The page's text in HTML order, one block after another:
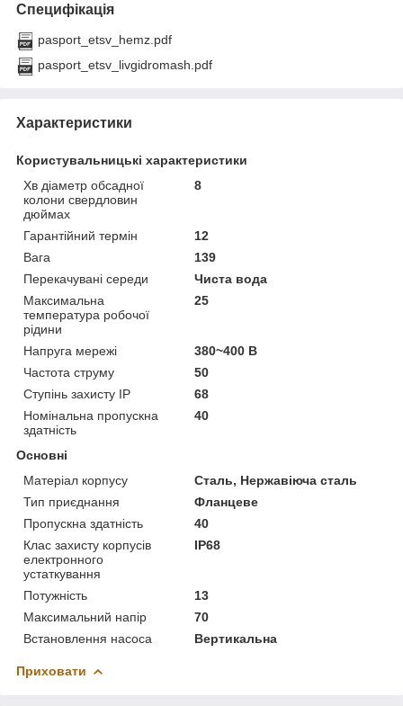
Специфікація
pasport_etsv_hemz.pdf
pasport_etsv_livgidromash.pdf
Характеристики
Користувальницькі характеристики
Хв діаметр обсадної
колони свердловин
дюймах
8
Гарантійний термін
12
Вага
139
Перекачувані середи
Чиста вода
Максимальна
температура робочої
рідини
25
Напруга мережі
380~400 В
Частота струму
50
Ступінь захисту IP
68
Номінальна пропускна
здатність
40
Основні
Матеріал корпусу
Сталь, Нержавіюча сталь
Тип приєднання
Фланцеве
Пропускна здатність
40
Клас захисту корпусів
електронного
устаткування
IP68
Потужність
13
Максимальний напір
70
Встановлення насоса
Вертикальна
Приховати